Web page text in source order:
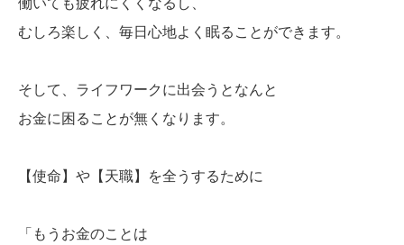
働いても疲れにくくなるし、
むしろ楽しく、毎日心地よく眠ることができます。
そして、ライフワークに出会うとなんと
お金に困ることが無くなります。
【使命】や【天職】を全うするために
「もうお金のことは